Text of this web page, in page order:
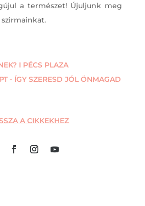
a természet! Újuljunk meg
I PÉCS PLAZA
- ÍGY SZERESD JÓL ÖNMAGAD
A CIKKEKHEZ